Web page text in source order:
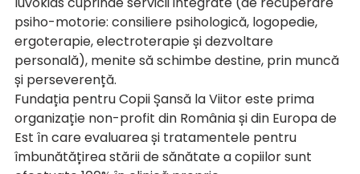
psiho-motorie: consiliere psihologică, logopedie,
ergoterapie, electroterapie și dezvoltare
personală), menite să schimbe destine, prin muncă
și perseverență.
Fundația pentru Copii Șansă la Viitor este prima
organizație non-profit din România și din Europa de
Est în care evaluarea și tratamentele pentru
îmbunătățirea stării de sănătate a copiilor sunt